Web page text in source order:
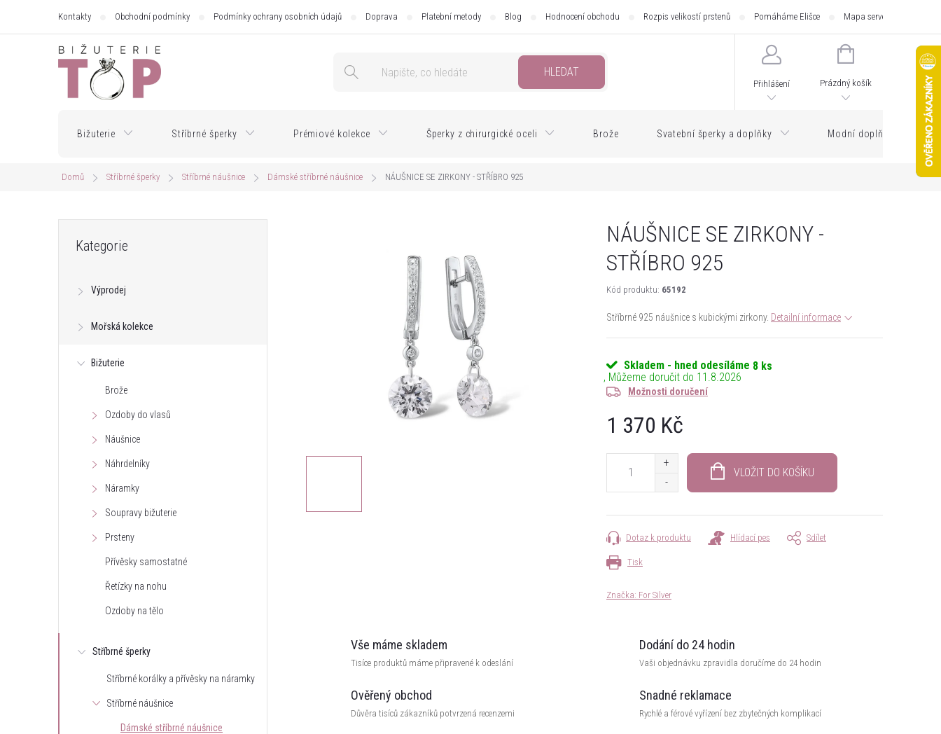
Kontakty Obchodní podmínky Podmínky ochrany osobních údajů Doprava Platební metody Blog Hodnocení obchodu Rozpis velikostí prstenů Pomáháme Elišce Mapa serveru
HLEDAT
Přihlášení
NÁKUPNÍ
Prázdný košík
Bižuterie Stříbrné šperky Prémiové kolekce Šperky z chirurgické oceli Brože Svatební šperky a doplňky Modní doplňky
Domů Stříbrné šperky Stříbrné náušnice Dámské stříbrné náušnice NÁUŠNICE SE ZIRKONY - STŘÍBRO 925
kategorie
Kategorie
Výprodej
Mořská kolekce
Bižuterie
Brože
Ozdoby do vlasů
Náušnice
Náhrdelníky
Náramky
Soupravy bižuterie
Prsteny
Přívěsky samostatné
Řetízky na nohu
Ozdoby na tělo
Stříbrné šperky
Stříbrné korálky a přívěsky na náramky
Stříbrné náušnice
Dámské stříbrné náušnice
NÁUŠNICE SE ZIRKONY -
STŘÍBRO 925
Kód produktu: 65192
Stříbrné 925 náušnice s kubickými zirkony. Detailní informace
Skladem - hned odesíláme 8 ks
11.8.2026
Možnosti doručení
1 370 Kč
VLOŽIT DO KOŠÍKU
Tisk
Dotaz k produktu Hlídací pes Sdílet
Značka: For Silver
Vše máme skladem
Tisíce produktů máme připravené k odeslání
Dodání do 24 hodin
Vaši objednávku zpravidla doručíme do 24 hodin
Ověřený obchod
Důvěra tisíců zákazníků potvrzená recenzemi
Snadné reklamace
Rychlé a férové vyřízení bez zbytečných komplikací